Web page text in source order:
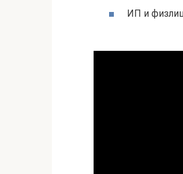
ИП и